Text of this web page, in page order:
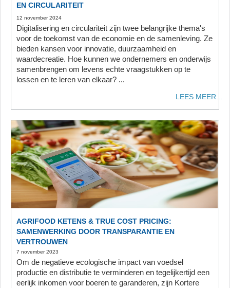
EN CIRCULARITEIT
12 november 2024
Digitalisering en circulariteit zijn twee belangrijke thema's
voor de toekomst van de economie en de samenleving. Ze
bieden kansen voor innovatie, duurzaamheid en
waardecreatie. Hoe kunnen we ondernemers en onderwijs
samenbrengen om levens echte vraagstukken op te
lossen en te leren van elkaar? ...
LEES MEER...
AGRIFOOD KETENS & TRUE COST PRICING:
SAMENWERKING DOOR TRANSPARANTIE EN
VERTROUWEN
7 november 2023
Om de negatieve ecologische impact van voedsel
productie en distributie te verminderen en tegelijkertijd een
eerlijk inkomen voor boeren te garanderen, zijn Kortere